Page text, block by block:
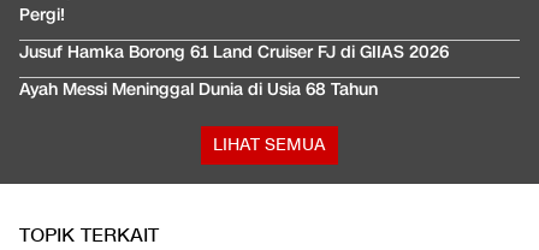
Pergi!
Jusuf Hamka Borong 61 Land Cruiser FJ di GIIAS 2026
Ayah Messi Meninggal Dunia di Usia 68 Tahun
LIHAT SEMUA
TOPIK TERKAIT